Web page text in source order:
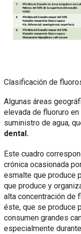
Clasificación de
Algunas áreas
elevada de fluoruro
suministro de agua,
dental.
Este cuadro
crónica ocasionada
esmalte que produce
que produce y
alta concentración de
éste, que se produce
consumen grandes
especialmente